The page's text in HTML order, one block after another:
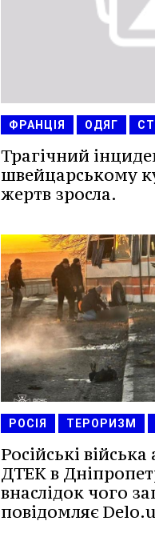
ФРАНЦІЯ ОДЯГ
Трагічний
швейцарському
жертв зросла.
РОСІЯ ТЕРОРИЗМ
Російські
ДТЕК в
внаслідок чого
повідомляє